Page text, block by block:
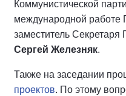
Коммунистической
международной работе
заместитель Секретаря
Сергей Железняк.
Также на заседании
проектов. По этому